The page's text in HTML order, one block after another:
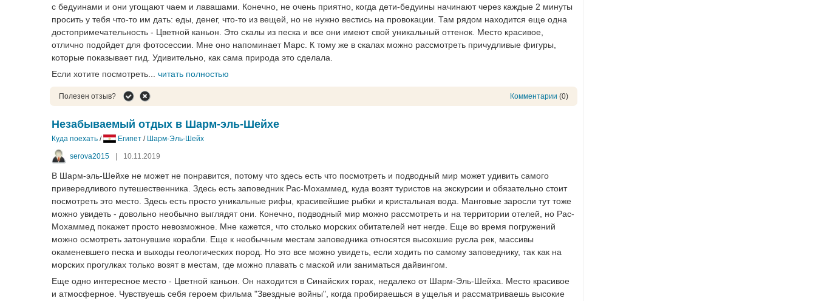
с бедуинами и они угощают чаем и лавашами. Конечно, не очень приятно, когда дети-бедуины начинают через каждые 2 минуты
просить у тебя что-то им дать: еды, денег, что-то из вещей, но не нужно вестись на провокации. Там рядом находится еще одна
достопримечательность - Цветной каньон. Это скалы из песка и все они имеют свой уникальный оттенок. Место красивое,
отлично подойдет для фотосессии. Мне оно напоминает Марс. К тому же в скалах можно рассмотреть причудливые фигуры,
которые показывает гид. Удивительно, как сама природа это сделала.
Если хотите посмотреть... читать полностью
Полезен отзыв? Комментарии (0)
Незабываемый отдых в Шарм-эль-Шейхе
Куда поехать / Египет / Шарм-Эль-Шейх
serova2015 | 10.11.2019
В Шарм-эль-Шейхе не может не понравится, потому что здесь есть что посмотреть и подводный мир может удивить самого
привередливого путешественника. Здесь есть заповедник Рас-Мохаммед, куда возят туристов на экскурсии и обязательно стоит
посмотреть это место. Здесь есть просто уникальные рифы, красивейшие рыбки и кристальная вода. Манговые заросли тут тоже
можно увидеть - довольно необычно выглядят они. Конечно, подводный мир можно рассмотреть и на территории отелей, но Рас-
Мохаммед покажет просто невозможное. Мне кажется, что столько морских обитателей нет негде. Еще во время погружений
можно осмотреть затонувшие корабли. Еще к необычным местам заповедника относятся высохшие русла рек, массивы
окаменевшего песка и выходы геологических пород. Но это все можно увидеть, если ходить по самому заповеднику, так как на
морских прогулках только возят в местам, где можно плавать с маской или заниматься дайвингом.
Еще одно интересное место - Цветной каньон. Он находится в Синайских горах, недалеко от Шарм-Эль-Шейха. Место красивое
и атмосферное. Чувствуешь себя героем фильма "Звездные войны", когда пробираешься в ущелья и рассматриваешь высокие